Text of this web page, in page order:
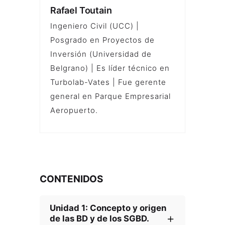
Rafael Toutain
Ingeniero Civil (UCC) |
Posgrado en Proyectos de
Inversión (Universidad de
Belgrano) | Es líder técnico en
Turbolab-Vates | Fue gerente
general en Parque Empresarial
Aeropuerto.
CONTENIDOS
Unidad 1: Concepto y origen
de las BD y de los SGBD.